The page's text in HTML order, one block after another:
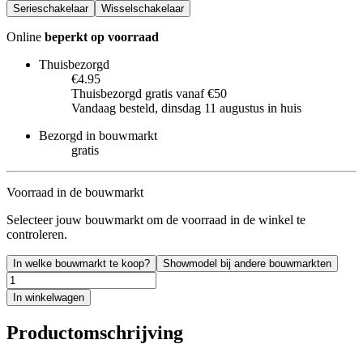
Serieschakelaar Wisselschakelaar
Online beperkt op voorraad
Thuisbezorgd
€4.95
Thuisbezorgd gratis vanaf €50
Vandaag besteld, dinsdag 11 augustus in huis
Bezorgd in bouwmarkt
gratis
Voorraad in de bouwmarkt
Selecteer jouw bouwmarkt om de voorraad in de winkel te
controleren.
In welke bouwmarkt te koop? Showmodel bij andere bouwmarkten
In winkelwagen
Productomschrijving